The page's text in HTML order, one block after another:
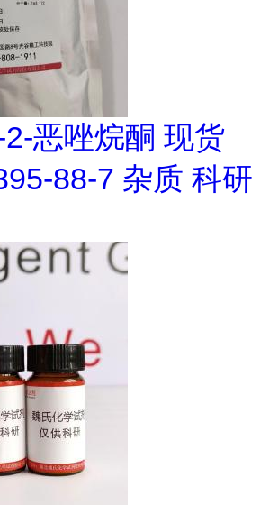
恶唑烷酮 现货
88-7 杂质 科研